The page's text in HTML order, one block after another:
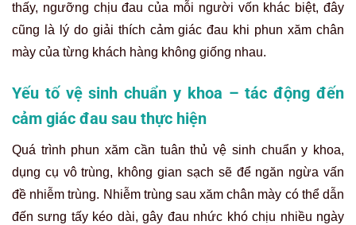
thấy, ngưỡng chịu đau của mỗi người vốn khác biệt, đây
cũng là lý do giải thích cảm giác đau khi phun xăm chân
mày của từng khách hàng không giống nhau.
Yếu tố vệ sinh chuẩn y khoa – tác động đến
cảm giác đau sau thực hiện
Quá trình phun xăm cần tuân thủ vệ sinh chuẩn y khoa,
dụng cụ vô trùng, không gian sạch sẽ để ngăn ngừa vấn
đề nhiễm trùng. Nhiễm trùng sau xăm chân mày có thể dẫn
đến sưng tấy kéo dài, gây đau nhức khó chịu nhiều ngày